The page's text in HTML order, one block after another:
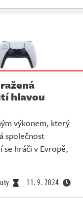
hlavou
výkonem, který
společnost
hráči v Evropě,
11. 9. 2024